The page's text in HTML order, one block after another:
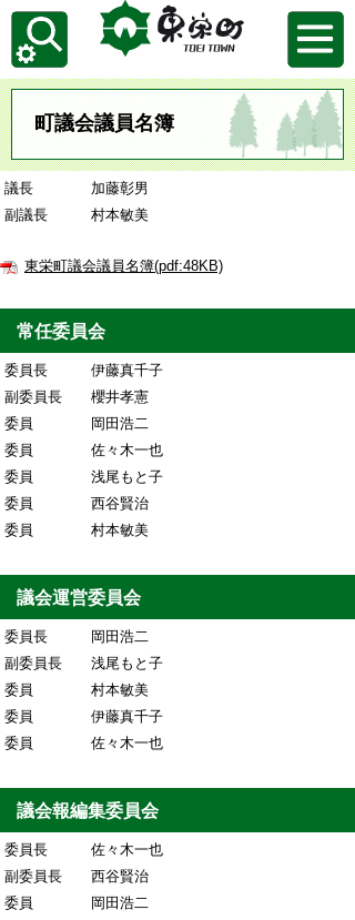
町議会議員名簿
議長 加藤彰男
副議長 村本敏美
東栄町議会議員名簿(pdf:48KB)
常任委員会
委員長 伊藤真千子
副委員長 櫻井孝憲
委員 岡田浩二
委員 佐々木一也
委員 浅尾もと子
委員 西谷賢治
委員 村本敏美
議会運営委員会
委員長 岡田浩二
副委員長 浅尾もと子
委員 村本敏美
委員 伊藤真千子
委員 佐々木一也
議会報編集委員会
委員長 佐々木一也
副委員長 西谷賢治
委員 岡田浩二